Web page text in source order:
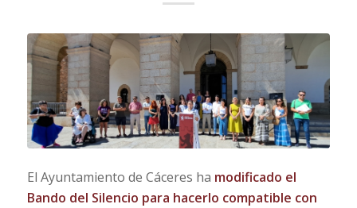
El Ayuntamiento de Cáceres ha modificado el
Bando del Silencio para hacerlo compatible con